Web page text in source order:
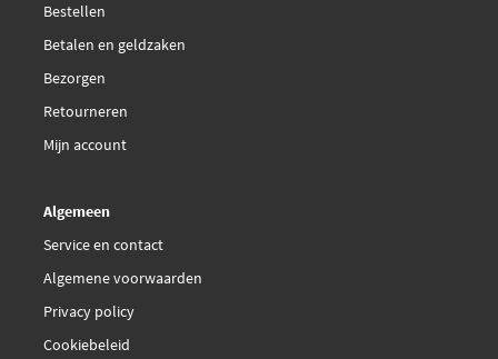
Bestellen
Betalen en geldzaken
Bezorgen
Retourneren
Mijn account
Algemeen
Service en contact
Algemene voorwaarden
Privacy policy
Cookiebeleid